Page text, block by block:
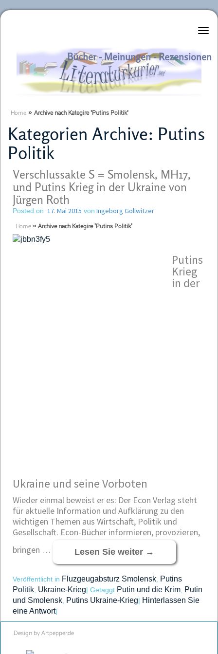
Literaturkurier.net
Bücher - Meinungen - Rezensionen
Home » Archive nach Kategire 'Putins Politik'
Kategorien Archive: Putins
Politik
Verschlussakte S = Smolensk, MH17,
und Putins Krieg in der Ukraine von
Jürgen Roth
Posted on 17. Mai 2015 von Ingeborg Gollwitzer
Home » Archive nach Kategire 'Putins Politik'
Putins
Krieg
in der
Ukraine und seine Vorboten
Wieder einmal beweist er es: Der Econ Verlag steht
für aktuelle Information und Aufklärung zu den
wichtigen Themen aus Wirtschaft, Politik und
Gesellschaft. Econ-Bücher informieren, provozieren,
bringen …
Lesen Sie weiter →
Veröffentlicht in Fluzgeugabsturz Smolensk Putins
Politik Ukraine-Krieg| Getaggt Putin und die Krim Putin
und Smolensk Putins Ukraine-Krieg| Hinterlassen Sie
eine Antwort|
Design by Artpepper.de